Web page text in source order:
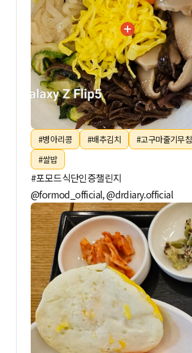
#병아리콩 #배추김치 #고구마줄기무침
#쌀밥
#포모드식단인증챌린지
@formod_official, @drdiary.official